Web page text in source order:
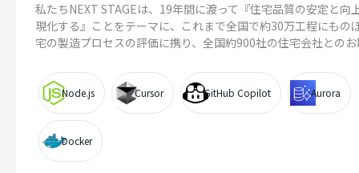
私たちNEXT STAGEは、19年間に渡って『住宅品質の安定と向
現化する』ことをテーマに、これまで全国で約30万工程にもの
宅の製造プロセスの評価に携り、全国約900社の住宅会社とのお
Node.js Cursor GitHub Copilot Aurora
Docker